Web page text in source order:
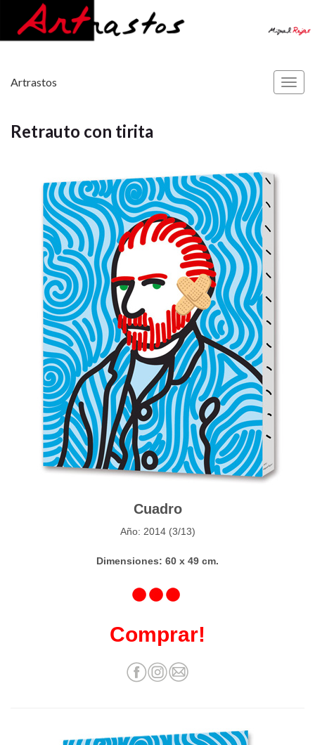
Artrastos
Retrauto con tirita
Cuadro
Año: 2014 (3/13)
Dimensiones: 60 x 49 cm.
Comprar!